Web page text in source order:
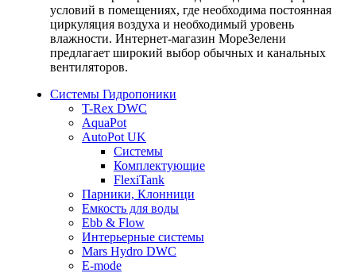
условий в помещениях, где необходима постоянная
циркуляция воздуха и необходимый уровень
влажности. Интернет-магазин МореЗелени
предлагает широкий выбор обычных и канальных
вентиляторов.
Системы Гидропоники
T-Rex DWC
AquaPot
AutoPot UK
Системы
Комплектующие
FlexiTank
Парники, Клонници
Емкость для воды
Ebb & Flow
Интерьерные системы
Mars Hydro DWC
E-mode